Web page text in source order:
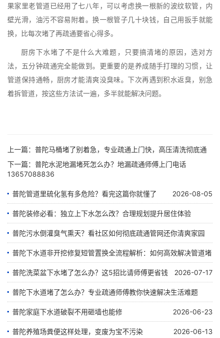
果家里老管道已经用了七八年，可以考虑换一根新的波纹软管，内
壁光滑，油污不容易附着。换一根管子几十块钱，自己用扳手就能
换，比每次堵了再疏通要省心得多。
厨房下水堵了不是什么大难题，只要搞清堵的原因，选对方
法，五分钟疏通完全能做到。更重要的是养成随手打理的习惯，让
管道保持通畅，厨房才能清爽没臭味。下次再遇到积水返臭，别急
着拆管道，按这些方法试一遍，多半就能解决问题。
上一篇： 普陀马桶堵了别着急，专业疏通上门快，高压清洗彻底通
下一篇： 普陀水泥地漏堵死怎么办？地漏疏通师傅上门电话
13657088836
普陀管道里硫化氢有多危险？看完这篇你就懂了 2026-08-05
普陀装修必看：独立上下水怎么改？合理规划提升居住体验
2026-07-28
普陀污水倒灌臭气熏天？看社区如何彻底疏通管网还你清爽家园
2026-07-24
普陀下水道非开挖修复短管置换全流程解析：如何高效解决管道堵
塞难题
2026-07-23
普陀洗菜盆下水堵了怎么办？这5招比请师傅更省钱 2026-07-17
普陀下水道堵了怎么办？专业疏通师傅教你快速解决生活难题
2026-07-07
普陀家庭下水道破裂不用砸墙也能修 2026-06-23
普陀养殖场粪便这样处理，变废为宝不污染 2026-06-13